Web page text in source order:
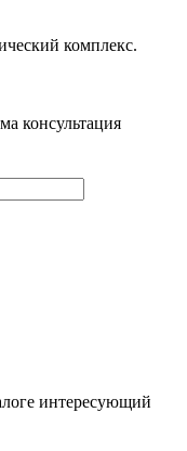
комплекс.
консультация
интересующий